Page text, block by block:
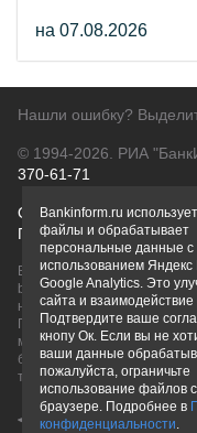
на 07.08.2026
Нашли ошибку?
© 1994-2026. РИА
370-61-71
О проектеПолитика
Правовая информация
Вся информация о
bankinform.ru, носит
не является публичной
ГК РФ. Информация не
может быть изменена.
банков или при личном
товарные знаки
Bankinform.ru
файлы и обрабатывает
персональные данные с
использованием Яндекс
Google Analytics. Это
сайта и взаимодействие
Подтвердите ваше
кнопу Ок. Если вы не
ваши данные
пожалуйста, ограничьте
использование файлов
браузере. Подробнее в
конфиденциальности.